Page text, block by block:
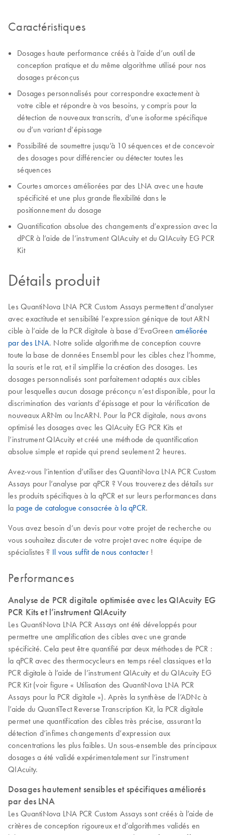
Caractéristiques
Dosages haute performance créés à l’aide d’un outil de
conception pratique et du même algorithme utilisé pour nos
dosages préconçus
Dosages personnalisés pour correspondre exactement à
votre cible et répondre à vos besoins, y compris pour la
détection de nouveaux transcrits, d’une isoforme spécifique
ou d’un variant d’épissage
Possibilité de soumettre jusqu’à 10 séquences et de concevoir
des dosages pour différencier ou détecter toutes les
séquences
Courtes amorces améliorées par des LNA avec une haute
spécificité et une plus grande flexibilité dans le
positionnement du dosage
Quantification absolue des changements d’expression avec la
dPCR à l’aide de l’instrument QIAcuity et du QIAcuity EG PCR
Kit
Détails produit
Les QuantiNova LNA PCR Custom Assays permettent d’analyser
avec exactitude et sensibilité l’expression génique de tout ARN
cible à l’aide de la PCR digitale à base d’EvaGreen améliorée
par des LNA. Notre solide algorithme de conception couvre
toute la base de données Ensembl pour les cibles chez l’homme,
la souris et le rat, et il simplifie la création des dosages. Les
dosages personnalisés sont parfaitement adaptés aux cibles
pour lesquelles aucun dosage préconçu n’est disponible, pour la
discrimination des variants d’épissage et pour la vérification de
nouveaux ARNm ou lncARN. Pour la PCR digitale, nous avons
optimisé les dosages avec les QIAcuity EG PCR Kits et
l’instrument QIAcuity et créé une méthode de quantification
absolue simple et rapide qui prend seulement 2 heures.
Avez-vous l’intention d’utiliser des QuantiNova LNA PCR Custom
Assays pour l’analyse par qPCR ? Vous trouverez des détails sur
les produits spécifiques à la qPCR et sur leurs performances dans
la page de catalogue consacrée à la qPCR.
Vous avez besoin d’un devis pour votre projet de recherche ou
vous souhaitez discuter de votre projet avec notre équipe de
spécialistes ? Il vous suffit de nous contacter!
Performances
Analyse de PCR digitale optimisée avec les QIAcuity EG
PCR Kits et l’instrument QIAcuity
Les QuantiNova LNA PCR Assays ont été développés pour
permettre une amplification des cibles avec une grande
spécificité. Cela peut être quantifié par deux méthodes de PCR :
la qPCR avec des thermocycleurs en temps réel classiques et la
PCR digitale à l’aide de l’instrument QIAcuity et du QIAcuity EG
PCR Kit (voir figure « Utilisation des QuantiNova LNA PCR
Assays pour la PCR digitale »). Après la synthèse de l’ADNc à
l’aide du QuantiTect Reverse Transcription Kit, la PCR digitale
permet une quantification des cibles très précise, assurant la
détection d’infimes changements d’expression aux
concentrations les plus faibles. Un sous-ensemble des principaux
dosages a été validé expérimentalement sur l’instrument
QIAcuity.
Dosages hautement sensibles et spécifiques améliorés
par des LNA
Les QuantiNova LNA PCR Custom Assays sont créés à l’aide de
critères de conception rigoureux et d’algorithmes validés en